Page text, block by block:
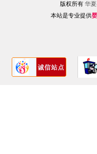
版权所有华
本站是专业提供